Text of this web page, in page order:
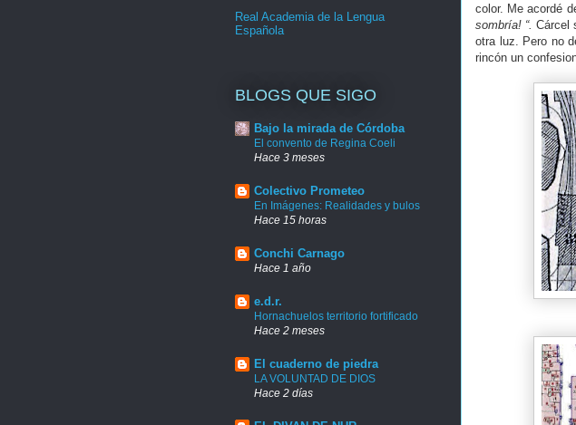
color. Me acordé
sombría! “.Cárcel
otra luz. Pero no
rincón un
Real Academia de la Lengua
Española
BLOGS QUE SIGO
Bajo la mirada de Córdoba
El convento de Regina Coeli
Hace 3 meses
Colectivo Prometeo
En Imágenes: Realidades y bulos
Hace 15 horas
Conchi Carnago
Hace 1 año
e.d.r.
Hornachuelos territorio fortificado
Hace 2 meses
El cuaderno de piedra
LA VOLUNTAD DE DIOS
Hace 2 días